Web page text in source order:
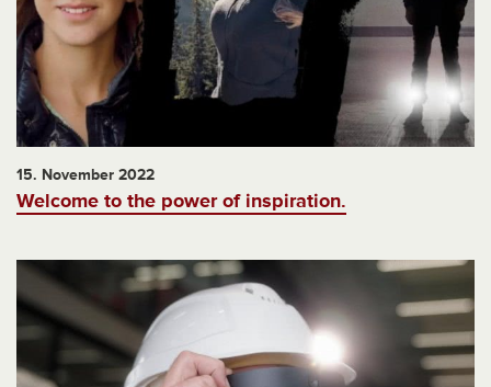
15. November 2022
Welcome to the power of inspiration.